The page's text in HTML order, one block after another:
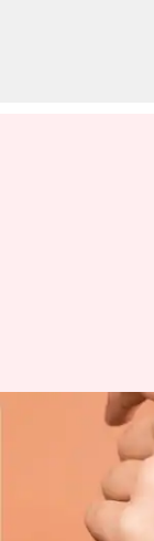
dengan
Taufiq Al